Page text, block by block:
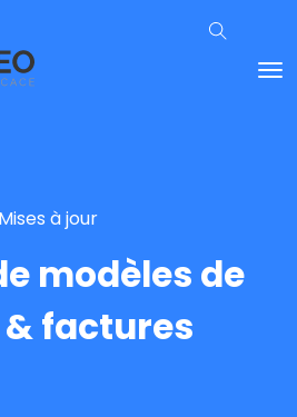
Mises à jour
modèles de
factures